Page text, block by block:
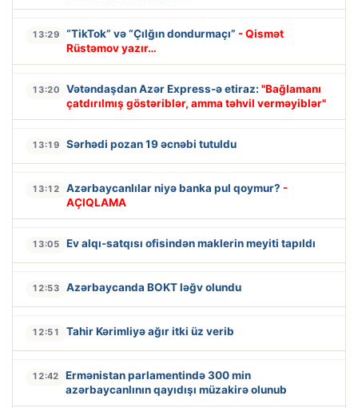
13:29 “TikTok” və “Çılğın dondurmaçı” - Qismət
Rüstəmov yazır…
13:20 Vətəndaşdan Azər Express-ə etiraz: "Bağlamanı
çatdırılmış göstəriblər, amma təhvil verməyiblər"
13:19 Sərhədi pozan 19 əcnəbi tutuldu
13:12 Azərbaycanlılar niyə banka pul qoymur? -
AÇIQLAMA
13:05 Ev alqı-satqısı ofisindən maklerin meyiti tapıldı
12:53 Azərbaycanda BOKT ləğv olundu
12:51 Tahir Kərimliyə ağır itki üz verib
12:42
Ermənistan parlamentində 300 min
azərbaycanlının qayıdışı müzakirə olunub